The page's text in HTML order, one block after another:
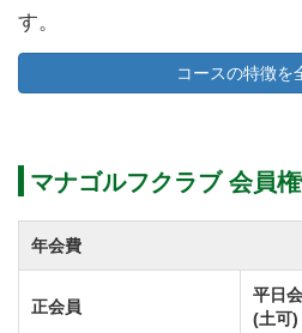
す。
交通アクセスは車でお越しの
珂IC」より20km、または常磐
電車をご利用の場合、JR常磐
「常陸大宮駅」の2路線からの
JR常磐線「水戸駅」からお越
ースまでの移動はタクシーの
JR水郡線「常陸大宮駅」をご
コースの特徴を
マナゴルフクラブ 会員
年会費
正会員
平日
(土可)